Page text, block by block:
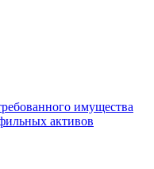
имущества
активов